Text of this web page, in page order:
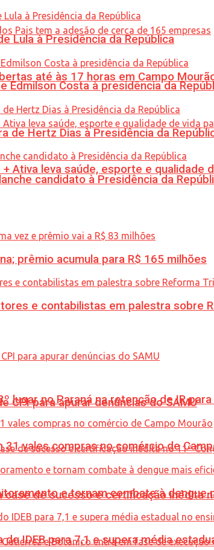
até às 17 horas em Campo
Ativa leva saúde, esporte e qualidade
CPI para apurar denúncias do SAMU
case de sucesso e certificação inédita
Lula à Presidência da República
Edmilson Costa à presidência da
de Hertz Dias à Presidência da
candidato à Presidência da
prêmio acumula para R$ 165 milhões
e contabilistas em palestra sobre
lugar no Paraná na retenção de IR
31 vales compras no comércio de
e tornam combate à dengue
IDEB para 7,1 e supera média